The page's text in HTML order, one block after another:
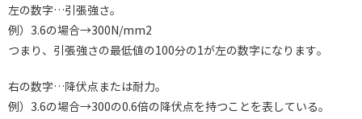
左の数字…引張強さ。
例）3.6の場合→300N/mm2
つまり、引張強さの最低値の100分の1が左の数字になります。
右の数字…降伏点または耐力。
例）3.6の場合→300の0.6倍の降伏点を持つことを表している。